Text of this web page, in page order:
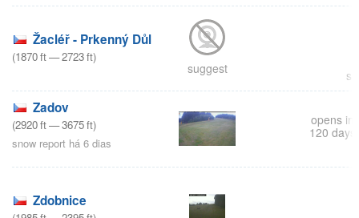
Žacléř - Prkenný Důl
(1870ft—2723ft)
suggest
Zadov
(2920ft—3675ft)
snow report há 6 dias
opens in
120 days
Zdobnice